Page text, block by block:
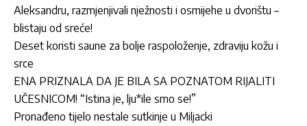
Aleksandru, razmjenjivali nježnosti i osmijehe u dvorištu –
blistaju od sreće!
Deset koristi saune za bolje raspoloženje, zdraviju kožu i
srce
ENA PRIZNALA DA JE BILA SA POZNATOM RIJALITI
UČESNICOM! “Istina je, lju*ile smo se!”
Pronađeno tijelo nestale sutkinje u Miljacki